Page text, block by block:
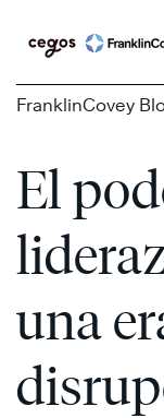
content
FranklinCovey
El
una